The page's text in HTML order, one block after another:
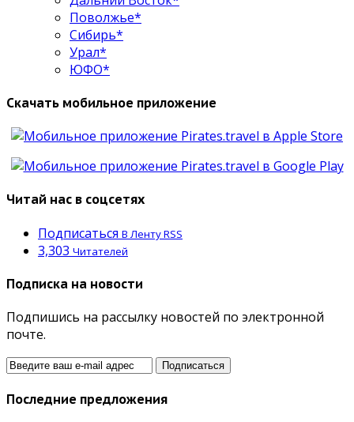
Поволжье*
Сибирь*
Урал*
ЮФО*
Скачать мобильное приложение
Читай нас в соцсетях
Подписаться В Ленту RSS
3,303 Читателей
Подписка на новости
Подпишись на рассылку новостей по электронной
почте.
Последние предложения